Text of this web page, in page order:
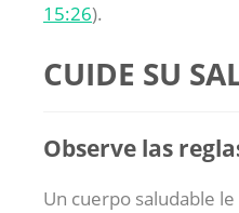
15:26).
CUIDE SU
Observe las
Un cuerpo saludable